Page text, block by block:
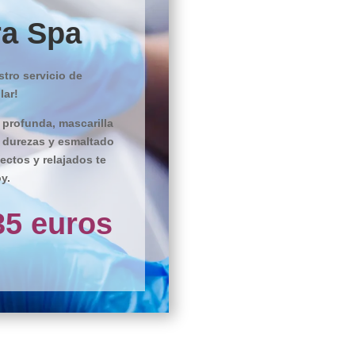
Spa
servicio de
mascarilla
y esmaltado
y relajados te
euros